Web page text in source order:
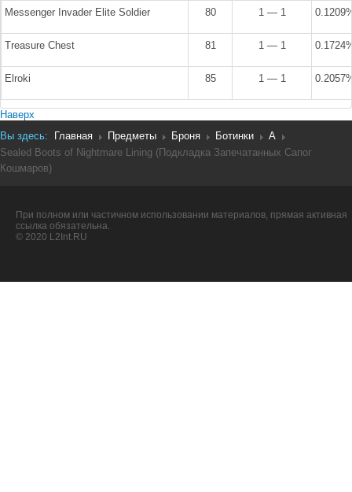
Messenger Invader Elite Soldier 80 1 — 1
Treasure Chest 81 1 — 1
Elroki 85 1 — 1
Наверх
Вы здесь:
Главная Предметы Броня Ботинки
A
Sealed Boots of Nightmare Lining (Подкладка Запечатанных Сапог
Кошмаров)
При полном или частичном использовании материалов, прямая активная
ссылка обязательна.
© 2020 L2Int.RU